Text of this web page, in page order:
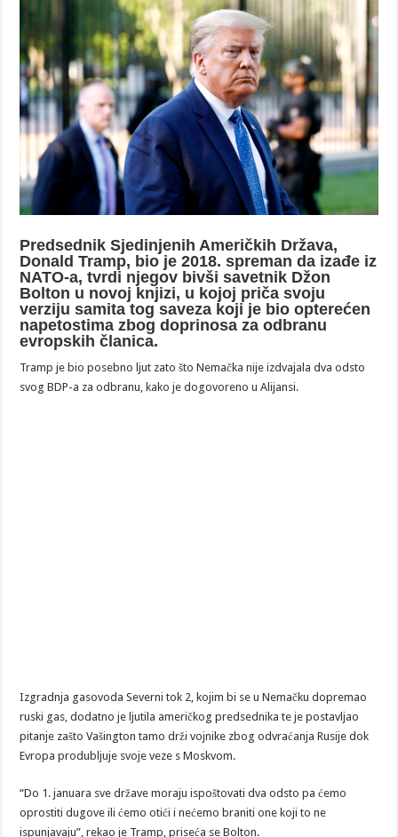
Predsednik Sjedinjenih Američkih Država,
Donald Tramp, bio je 2018. spreman da izađe iz
NATO-a, tvrdi njegov bivši savetnik Džon
Bolton u novoj knjizi, u kojoj priča svoju
verziju samita tog saveza koji je bio opterećen
napetostima zbog doprinosa za odbranu
evropskih članica.
Tramp je bio posebno ljut zato što Nemačka nije izdvajala dva odsto
svog BDP-a za odbranu, kako je dogovoreno u Alijansi.
Izgradnja gasovoda Severni tok 2, kojim bi se u Nemačku dopremao
ruski gas, dodatno je ljutila američkog predsednika te je postavljao
pitanje zašto Vašington tamo drži vojnike zbog odvraćanja Rusije dok
Evropa produbljuje svoje veze s Moskvom.
“Do 1. januara sve države moraju ispoštovati dva odsto pa ćemo
oprostiti dugove ili ćemo otići i nećemo braniti one koji to ne
ispunjavaju”, rekao je Tramp, priseća se Bolton.